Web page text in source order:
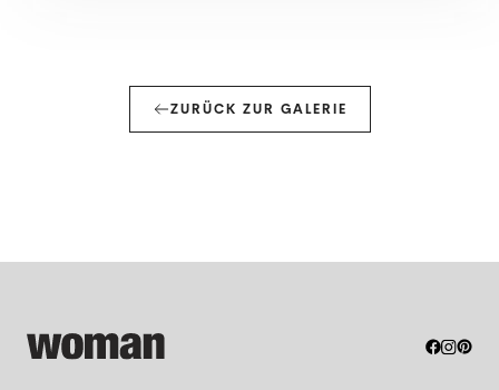
ZURÜCK ZUR GALERIE